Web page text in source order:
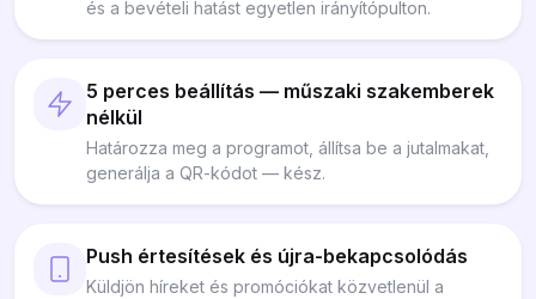
és a bevételi hatást egyetlen irányítópulton.
5 perces beállítás — műszaki szakemberek
nélkül
Határozza meg a programot, állítsa be a jutalmakat,
generálja a QR-kódot — kész.
Push értesítések és újra-bekapcsolódás
Küldjön híreket és promóciókat közvetlenül a